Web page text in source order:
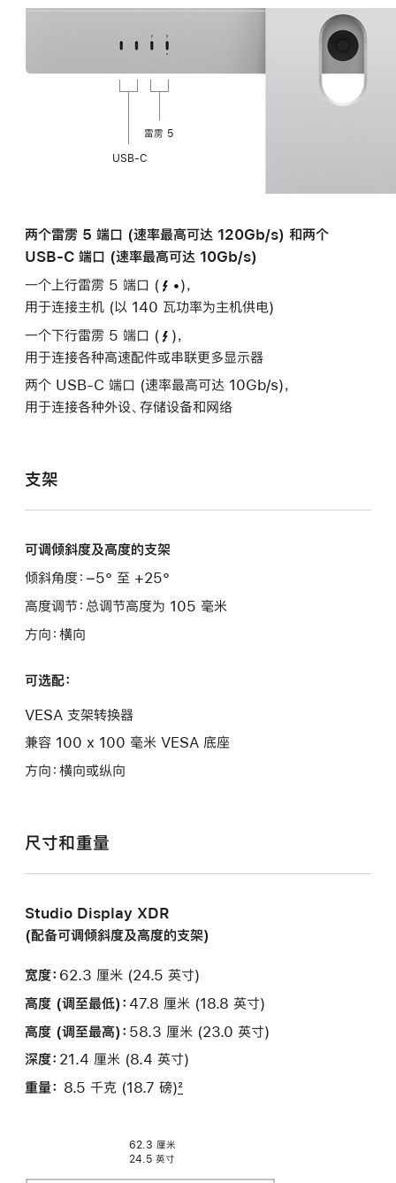
两个雷雳 5 端口 (速率最高可达 120Gb/s) 和两个
USB-C 端口 (速率最高可达 10Gb/s)
一个上行雷雳 5 端口 ( )，
用于连接主机 (以 140 瓦功率为主机供电)
一个下行雷雳 5 端口 ( )，
用于连接各种高速配件或串联更多显示器
两个 USB-C 端口 (速率最高可达 10Gb/s)，
用于连接各种外设、存储设备和网络
USB-C
雷雳 5
支架
可调倾斜度及高度的支架
倾斜角度：−5° 至 +25°
高度调节：总调节高度为 105 毫米
方向：横向
可选配：
VESA 支架转换器
兼容 100 x 100 毫米 VESA 底座
方向：横向或纵向
尺寸和重量
Studio Display XDR
(配备可调倾斜度及高度的支架)
高度 (调至最低)： 47.8 厘米 (18.8 英寸)
宽度： 62.3 厘米 (24.5 英寸)
高度 (调至最高)： 58.3 厘米 (23.0 英寸)
重量： 8.5 千克 (18.7 磅)2
深度： 21.4 厘米 (8.4 英寸)
62.3 厘米
24.5 英寸